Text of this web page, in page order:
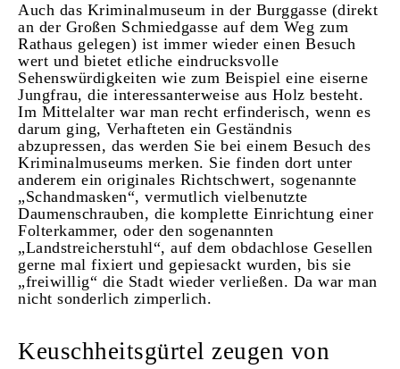
Auch das Kriminalmuseum in der Burggasse (direkt
an der Großen Schmiedgasse auf dem Weg zum
Rathaus gelegen) ist immer wieder einen Besuch
wert und bietet etliche eindrucksvolle
Sehenswürdigkeiten wie zum Beispiel eine eiserne
Jungfrau, die interessanterweise aus Holz besteht.
Im Mittelalter war man recht erfinderisch, wenn es
darum ging, Verhafteten ein Geständnis
abzupressen, das werden Sie bei einem Besuch des
Kriminalmuseums merken. Sie finden dort unter
anderem ein originales Richtschwert, sogenannte
„Schandmasken“, vermutlich vielbenutzte
Daumenschrauben, die komplette Einrichtung einer
Folterkammer, oder den sogenannten
„Landstreicherstuhl“, auf dem obdachlose Gesellen
gerne mal fixiert und gepiesackt wurden, bis sie
„freiwillig“ die Stadt wieder verließen. Da war man
nicht sonderlich zimperlich.
Keuschheitsgürtel zeugen von